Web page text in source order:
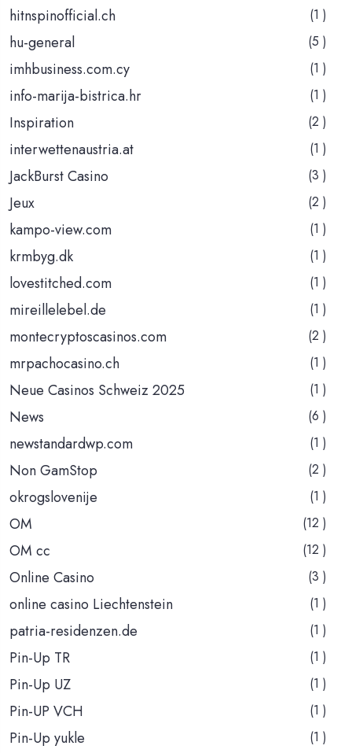
hitnspinofficial.ch (1 )
hu-general (5 )
imhbusiness.com.cy (1 )
info-marija-bistrica.hr (1 )
Inspiration (2 )
interwettenaustria.at (1 )
JackBurst Casino (3 )
Jeux (2 )
kampo-view.com (1 )
krmbyg.dk (1 )
lovestitched.com (1 )
mireillelebel.de (1 )
montecryptoscasinos.com (2 )
mrpachocasino.ch (1 )
Neue Casinos Schweiz 2025 (1 )
News (6 )
newstandardwp.com (1 )
Non GamStop (2 )
okrogslovenije (1 )
OM (12 )
OM cc (12 )
Online Casino (3 )
online casino Liechtenstein (1 )
patria-residenzen.de (1 )
Pin-Up TR (1 )
Pin-Up UZ (1 )
Pin-UP VCH (1 )
Pin-Up yukle (1 )